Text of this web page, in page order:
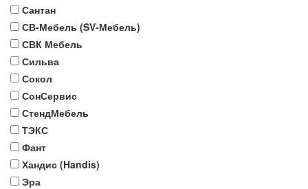
Сантан
СВ-Мебель (SV-Мебель)
СВК Мебель
Сильва
Сокол
СонСервис
СтендМебель
ТЭКС
Фант
Хандис (Handis)
Эра